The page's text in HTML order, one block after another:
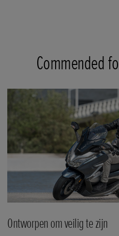
Commended
Ontworpen om veilig te zijn